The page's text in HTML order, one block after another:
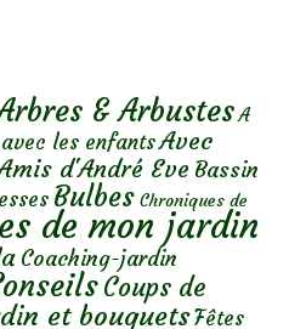
& Arbustes A
les enfantsAvec
d'André Eve Bassin
Bulbes Chroniques de
de mon jardin
Coaching-jardin
Coups de
et bouquetsFêtes